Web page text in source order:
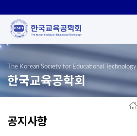
The Korean Society for Educational Technology
한국교육공학회
공지사항